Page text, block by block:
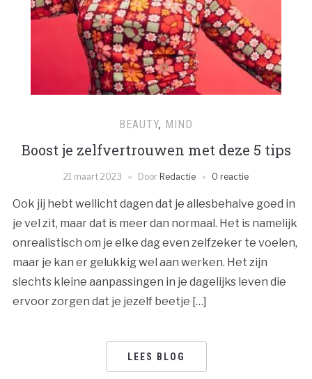
BEAUTY, MIND
Boost je zelfvertrouwen met deze 5 tips
21 maart 2023 Door Redactie 0 reactie
Ook jij hebt wellicht dagen dat je allesbehalve goed in
je vel zit, maar dat is meer dan normaal. Het is namelijk
onrealistisch om je elke dag even zelfzeker te voelen,
maar je kan er gelukkig wel aan werken. Het zijn
slechts kleine aanpassingen in je dagelijks leven die
ervoor zorgen dat je jezelf beetje […]
LEES BLOG